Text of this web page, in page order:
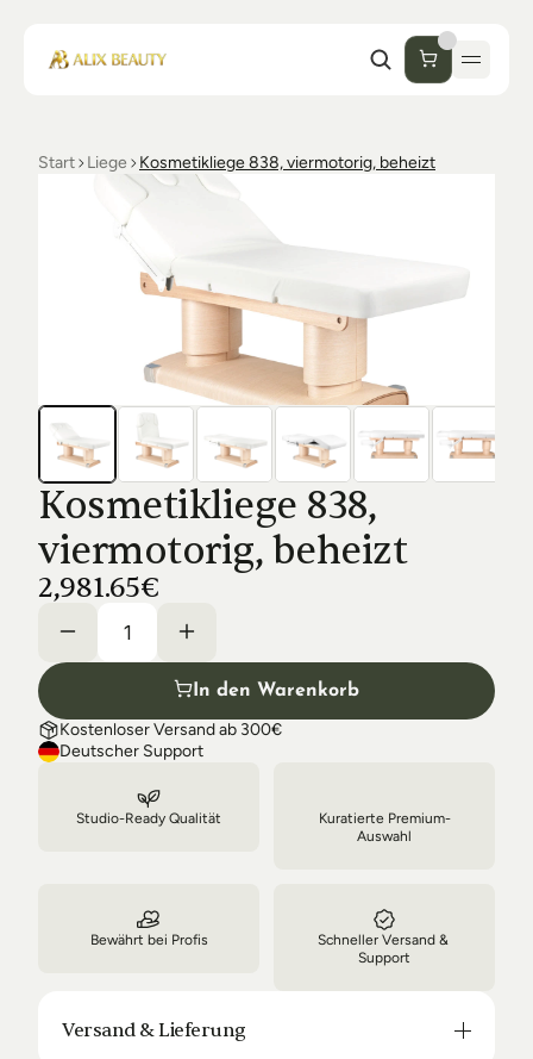
Start
Unternehmen
Einrichtung Studio
Desinfektion
Alix Beauty
Ästhetik
Luxmer
Contact
FAQs
Orders & Returns
Shipping & Delivery
Support
Start Liege Kosmetikliege 838, viermotorig, beheizt
Kosmetikliege 838,
viermotorig, beheizt
2,981.65€
In den Warenkorb
Kostenloser Versand ab 300€
Deutscher Support
Studio-Ready Qualität
Kuratierte Premium-
Auswahl
Bewährt bei Profis
Schneller Versand &
Support
Versand & Lieferung